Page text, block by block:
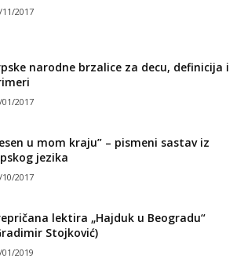
11/2017
narodne brzalice za decu, definicija i
01/2017
u mom kraju” – pismeni sastav iz
jezika
10/2017
lektira „Hajduk u Beogradu“
Stojković)
2019